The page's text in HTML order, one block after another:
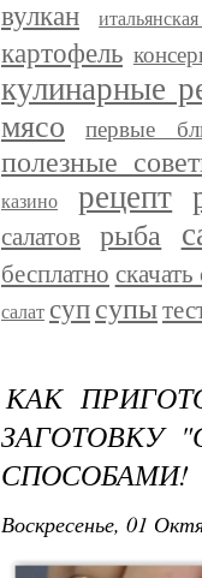
вулкан
картофель
кулинарные
мясо
первые
полезные
казино рецепт
салатов рыба
бесплатно
салат суп супы
КАК
ЗАГОТОВКУ
СПОСОБАМИ!
Воскресенье, 01